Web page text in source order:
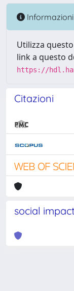
Informazioni
Utilizza
link a questo
https://
Citazioni
social impact